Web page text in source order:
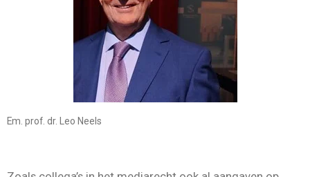
Em. prof. dr. Leo Neels